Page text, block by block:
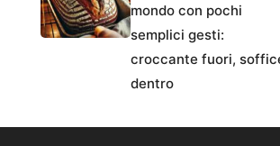
mondo con pochi
semplici gesti:
croccante fuori,
dentro